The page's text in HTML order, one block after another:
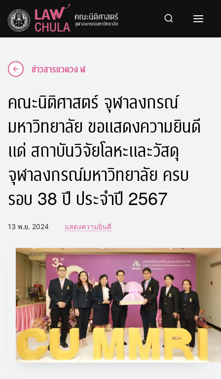
content
ข่าวสารแวดวง ฬ
คณะนิติศาสตร์ จุฬาลงกรณ์
มหาวิทยาลัย ขอแสดงความยินดี
แด่ สถาบันวิจัยโลหะและวัสดุ
จุฬาลงกรณ์มหาวิทยาลัย ครบ
รอบ 38 ปี ประจำปี 2567
13 พ.ย. 2024 แสดงความยินดี